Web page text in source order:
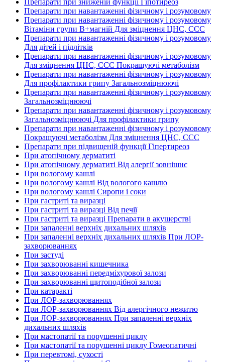
Препарати при навантаженні фізичному і розумовому
Препарати при навантаженні фізичному і розумовому
Вітаміни групи В+магній Для зміцнення ЦНС, ССС
Препарати при навантаженні фізичному і розумовому
Для дітей і підлітків
Препарати при навантаженні фізичному і розумовому
Для зміцнення ЦНС, ССС Покращуючі метаболізм
Препарати при навантаженні фізичному і розумовому
Для профілактики грипу Загальнозміцнюючі
Препарати при навантаженні фізичному і розумовому
Загальнозміцнюючі
Препарати при навантаженні фізичному і розумовому
Загальнозміцнюючі Для профілактики грипу
Препарати при навантаженні фізичному і розумовому
Покращуючі метаболізм Для зміцнення ЦНС, ССС
Препарати при підвищеній функції Гіпертиреоз
При атопічному дерматиті
При атопічному дерматиті Від алергії зовнішнє
При вологому кашлі
При вологому кашлі Від вологого кашлю
При вологому кашлі Сиропи і соки
При гастриті та виразці
При гастриті та виразці Від печії
При гастриті та виразці Препарати в акушерстві
При запаленні верхніх дихальних шляхів
При запаленні верхніх дихальних шляхів При ЛОР-
захворюваннях
При застуді
При захворюванні кишечника
При захворюванні передміхурової залози
При захворюванні щитоподібної залози
При катаракті
При ЛОР-захворюваннях
При ЛОР-захворюваннях Від алергічного нежитю
При ЛОР-захворюваннях При запаленні верхніх
дихальних шляхів
При мастопатії та порушенні циклу
При мастопатії та порушенні циклу Гомеопатичні
При перевтомі, сухості